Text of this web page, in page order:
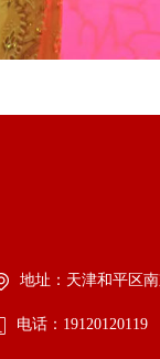
地址：天津和平区
电话：19120120119